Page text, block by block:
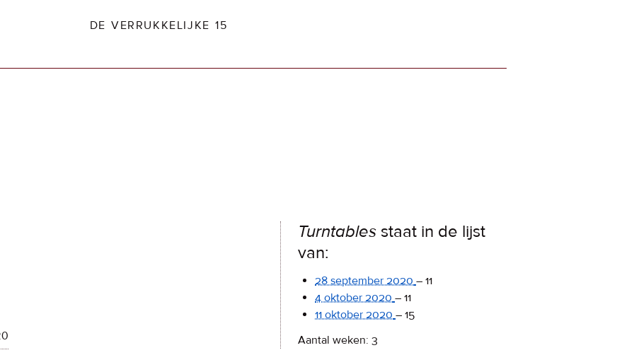
DE VERRUKKELIJKE 15
Turntables staat in de lijst
van:
28 september 2020 – 11
4 oktober 2020 – 11
11 oktober 2020 – 15
Aantal weken: 3